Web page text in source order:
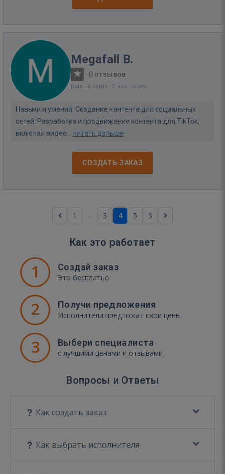
Megafall B.
· 0 отзывов
Был на сайте: 7 мес. назад
Навыки и умения: Создание контента для социальных
сетей: Разработка и продвижение контента для TikTok,
включая видео... читать дальше
СОЗДАТЬ ЗАКАЗ
1 ... 3 4 5 6
Как это работает
1 Создай заказ
Это бесплатно
2 Получи предложения
Исполнители предложат свои цены
3 Выбери специалиста
с лучшими ценами и отзывами
Вопросы и Ответы
Как создать заказ
Как выбрать исполнителя